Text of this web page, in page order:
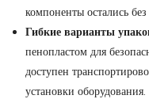
компоненты остались
Гибкие варианты
пенопластом для
доступен
установки оборудования.